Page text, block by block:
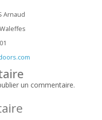
Arnaud
un commentaire.